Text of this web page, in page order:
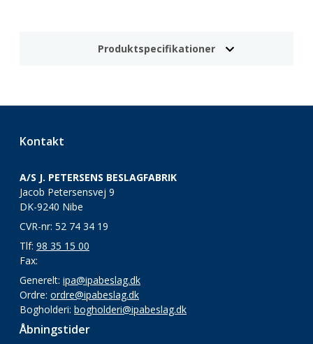
Produktspecifikationer
Kontakt
A/S J. PETERSENS BESLAGFABRIK
Jacob Petersensvej 9
DK-9240 Nibe
CVR-nr: 52 74 34 19
Tlf: 98 35 15 00
Fax:
Generelt: ipa@ipabeslag.dk
Ordre: ordre@ipabeslag.dk
Bogholderi: bogholderi@ipabeslag.dk
Åbningstider